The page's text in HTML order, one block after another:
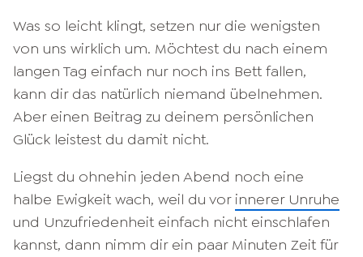
Was so leicht klingt, setzen nur die wenigsten
von uns wirklich um. Möchtest du nach einem
langen Tag einfach nur noch ins Bett fallen,
kann dir das natürlich niemand übelnehmen.
Aber einen Beitrag zu deinem persönlichen
Glück leistest du damit nicht.
Liegst du ohnehin jeden Abend noch eine
halbe Ewigkeit wach, weil du vor innerer Unruhe
und Unzufriedenheit einfach nicht einschlafen
kannst, dann nimm dir ein paar Minuten Zeit für